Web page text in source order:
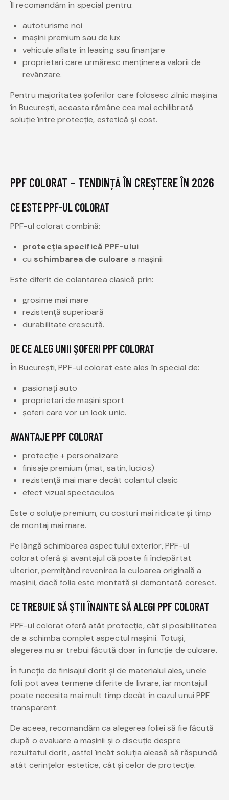
Îl recomandăm în special pentru:
autoturisme noi
mașini premium sau de lux
vehicule aflate în leasing sau finanțare
proprietari care urmăresc menținerea valorii de
revânzare.
Pentru majoritatea șoferilor care folosesc zilnic mașina
în București, aceasta rămâne cea mai echilibrată
soluție între protecție, estetică și cost.
PPF COLORAT – TENDINȚĂ ÎN CREȘTERE ÎN 2026
CE ESTE PPF-UL COLORAT
PPF-ul colorat combină:
protecția specifică PPF-ului
cu schimbarea de culoare a mașinii
Este diferit de colantarea clasică prin:
grosime mai mare
rezistență superioară
durabilitate crescută.
DE CE ALEG UNII ȘOFERI PPF COLORAT
În București, PPF-ul colorat este ales în special de:
pasionați auto
proprietari de mașini sport
șoferi care vor un look unic.
AVANTAJE PPF COLORAT
protecție + personalizare
finisaje premium (mat, satin, lucios)
rezistență mai mare decât colantul clasic
efect vizual spectaculos
Este o soluție premium, cu costuri mai ridicate și timp
de montaj mai mare.
Pe lângă schimbarea aspectului exterior, PPF-ul
colorat oferă și avantajul că poate fi îndepărtat
ulterior, permițând revenirea la culoarea originală a
mașinii, dacă folia este montată și demontată coresct.
CE TREBUIE SĂ ȘTII ÎNAINTE SĂ ALEGI PPF COLORAT
PPF-ul colorat oferă atât protecție, cât și posibilitatea
de a schimba complet aspectul mașinii. Totuși,
alegerea nu ar trebui făcută doar în funcție de culoare.
În funcție de finisajul dorit și de materialul ales, unele
folii pot avea termene diferite de livrare, iar montajul
poate necesita mai mult timp decât în cazul unui PPF
transparent.
De aceea, recomandăm ca alegerea foliei să fie făcută
după o evaluare a mașinii și o discuție despre
rezultatul dorit, astfel încât soluția aleasă să răspundă
atât cerințelor estetice, cât și celor de protecție.